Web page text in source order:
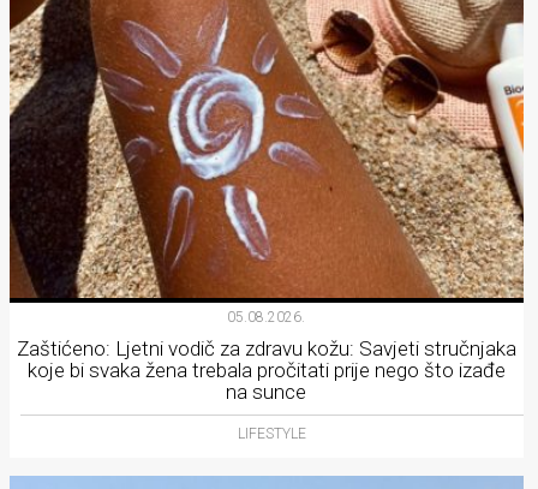
05.08.2026.
Zaštićeno: Ljetni vodič za zdravu kožu: Savjeti stručnjaka
koje bi svaka žena trebala pročitati prije nego što izađe
na sunce
LIFESTYLE